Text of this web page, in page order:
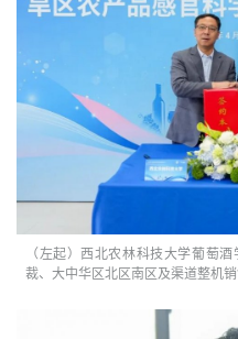
（左起）西北农林科技大学葡萄
裁、大中华区北区南区及渠道整机